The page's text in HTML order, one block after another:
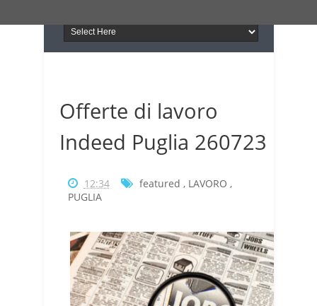
Offerte di lavoro
Indeed Puglia 260723
12:34 featured , LAVORO ,
PUGLIA